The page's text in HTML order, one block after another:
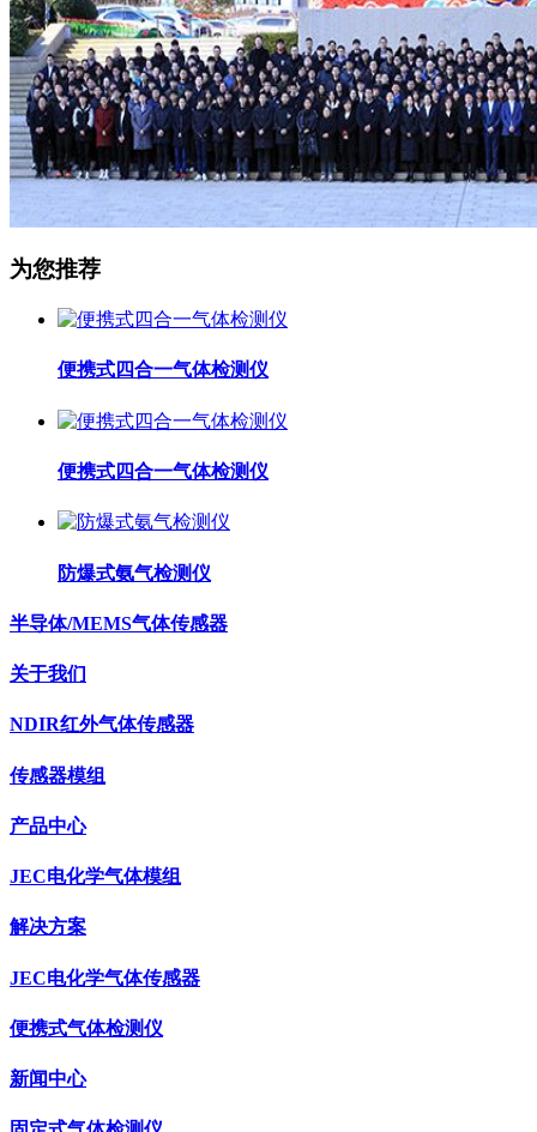
为您推荐
便携式四合一气体检测仪
便携式四合一气体检测仪
防爆式氨气检测仪
半导体/MEMS气体传感器
关于我们
NDIR红外气体传感器
传感器模组
产品中心
JEC电化学气体模组
解决方案
JEC电化学气体传感器
便携式气体检测仪
新闻中心